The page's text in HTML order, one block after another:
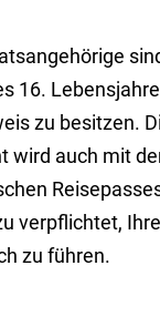
16.
zu besitzen.
wird auch mit
verpflichtet,
zu führen.